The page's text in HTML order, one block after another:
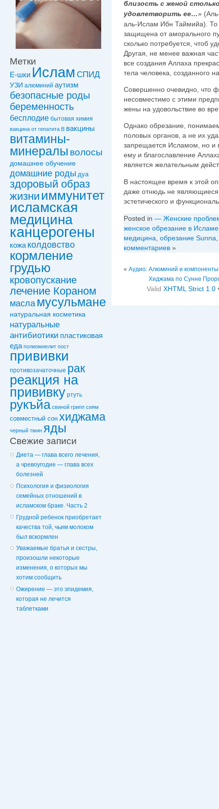
Метки
Е-шки Ислам СПИД
УЗИ алюминий аутизм
безопасные роды
беременность
бесплодие бытовая химия
вакцинa от гепатита В вакцины
витамины-
минералы волосы
домашнее обучение
домашние роды дуа
здоровый образ
жизни иммунитет
исламская
медицина
канцерогены
кожа колдовствo
кормление
грудью
кровопускание
лечение Кораном
масла мусульмане
натуральная косметика
натуральные
антибиотики пластиковая
еда полиомиелит пост
прививки
противозачаточные рак
реакция на
прививку ртуть
рукъйа свиной грипп сиям
совместный сон хиджама
черный тмин яды
Свежие записи
Диета — глава всего лечения,
а чревоугодие — глава всех
болезней
Психология и физиология
семейных отношений в
исламском браке. Часть 2
Грудной ребенок приобретает
качества той, чьим молоком
был вскормлен
Уважаемые братья и сестры,
произошли некоторые
изменения, о которых мы
хотим сообщить
Ожирение — это эпидемия,
которая не лечится
таблетками
близость с женой
удовлетворить ее…»
аль-Ислам Ибн Таймийа). То
защищена от аморального
сколько потребуется, чтоб
Другая, не менее важная
все создания Аллаха
тела человека, созданного
Совершенно очевидно, что
несовместимо с этими
жены на удовольствие во
Однако обрезание,
половых органов, а не их
запрещается Исламом, но и
ему и благославление
является желательным
В настоящее время к этой
даже отнюдь не
эстетического и
Posted in — Женские
женское обрезание в Исламе
медицина обрезание Sunna
комментариев »
« Аудио: Алюминий и
Хиджама по Сунне
ValidXHTML Strict 1.0